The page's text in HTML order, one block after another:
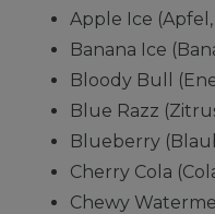
Apple Ice (Apfel,
Banana Ice
Bloody Bull
Blue Razz
Blueberry
Cherry Cola
Chewy